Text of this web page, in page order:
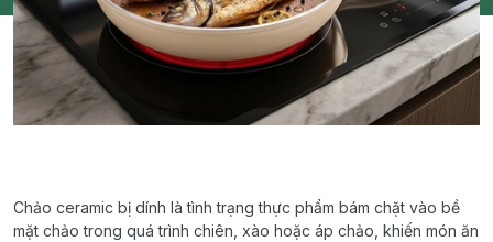
Chảo ceramic bị dính là tình trạng thực phẩm bám chặt vào bề
mặt chảo trong quá trình chiên, xào hoặc áp chảo, khiến món ăn